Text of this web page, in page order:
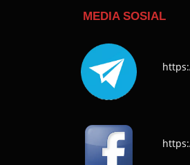
MEDIA SOSIAL